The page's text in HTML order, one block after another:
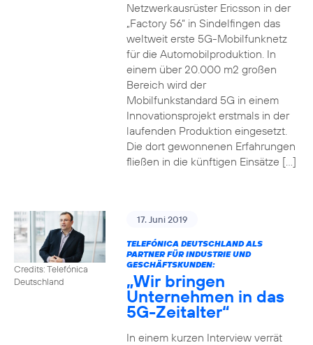
Netzwerkausrüster Ericsson in der
„Factory 56“ in Sindelfingen das
weltweit erste 5G-Mobilfunknetz
für die Automobilproduktion. In
einem über 20.000 m2 großen
Bereich wird der
Mobilfunkstandard 5G in einem
Innovationsprojekt erstmals in der
laufenden Produktion eingesetzt.
Die dort gewonnenen Erfahrungen
fließen in die künftigen Einsätze […]
Credits: Telefónica
Deutschland
17. Juni 2019
TELEFÓNICA DEUTSCHLAND ALS
PARTNER FÜR INDUSTRIE UND
GESCHÄFTSKUNDEN:
„Wir bringen
Unternehmen in das
5G-Zeitalter“
In einem kurzen Interview verrät